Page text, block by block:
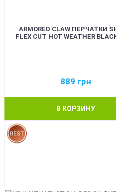
ARMORED CLAW ПЕРЧАТКИ
FLEX CUT HOT WEATHER
889 грн
В КОРЗИНУ
BEST